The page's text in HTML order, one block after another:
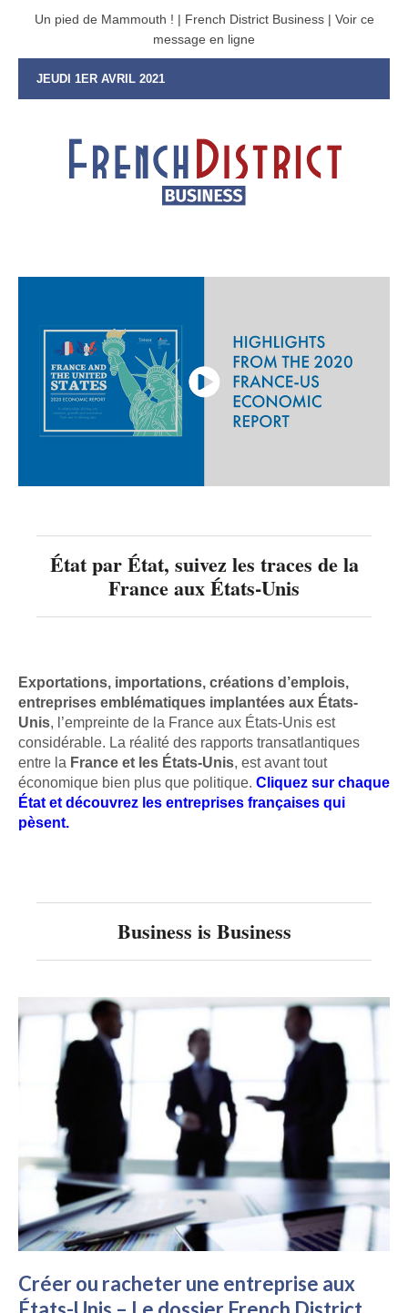
Un pied de Mammouth ! | French District Business | Voir ce
message en ligne
JEUDI 1ER AVRIL 2021
État par État, suivez les traces de la
France aux États-Unis
Exportations, importations, créations d’emplois,
entreprises emblématiques implantées aux États-
Unis, l’empreinte de la France aux États-Unis est
considérable. La réalité des rapports transatlantiques
entre la France et les États-Unis, est avant tout
économique bien plus que politique. Cliquez sur chaque
État et découvrez les entreprises françaises qui
pèsent.
Business is Business
Créer ou racheter une entreprise aux